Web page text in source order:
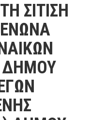
ΣΙΤΙΣΗ
ΔΗΜΟΥ